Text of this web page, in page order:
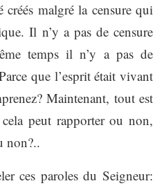
malgré la censure qui
Il n’y a pas de censure
temps il n’y a pas de
que l’esprit était vivant
Maintenant, tout est
peut rapporter ou non,
non?..
ces paroles du Seigneur: